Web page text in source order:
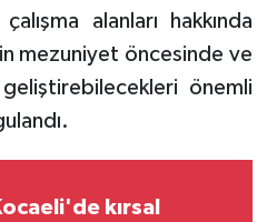
alanları hakkında
mezuniyet öncesinde ve
önemli
kırsal